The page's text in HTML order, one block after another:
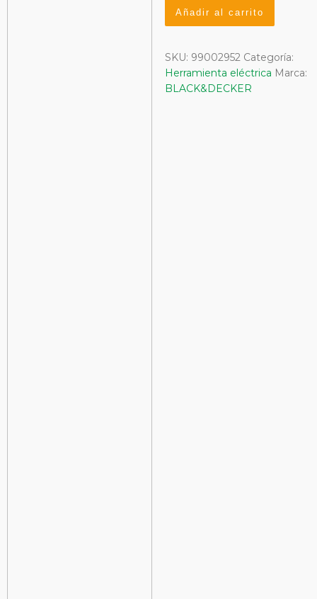
300
w.
cantidad
Añadir al carrito
SKU: 99002952 Categoría:
Herramienta eléctrica Marca:
BLACK&DECKER